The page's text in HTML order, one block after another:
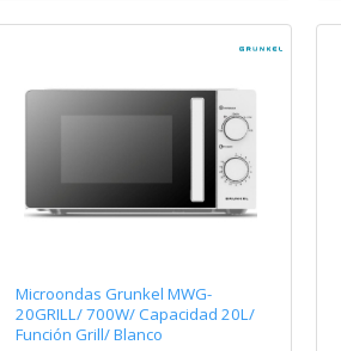
Microondas Grunkel MWG-
20GRILL/ 700W/ Capacidad 20L/
Función Grill/ Blanco